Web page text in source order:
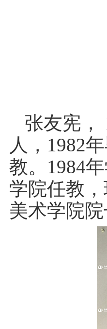
张友宪，
人，1982
教。1984
学院任教
美术学院